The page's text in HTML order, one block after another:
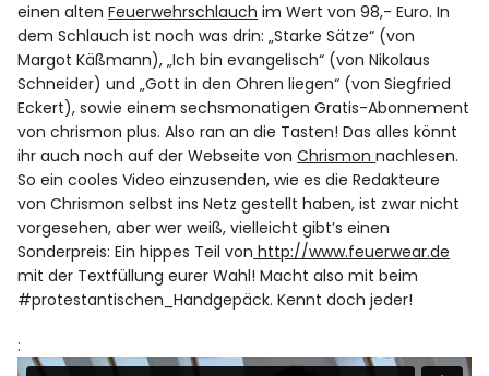
TwitterRSS InstagramFacebookpinterest
flickr500px
Spotify
einen altenFeuerwehrschlauch im Wert von 98,- Euro. In
dem Schlauch ist noch was drin: „Starke Sätze“ (von
Margot Käßmann), „Ich bin evangelisch“ (von Nikolaus
Schneider) und „Gott in den Ohren liegen“ (von Siegfried
Eckert), sowie einem sechsmonatigen Gratis-Abonnement
von chrismon plus. Also ran an die Tasten! Das alles könnt
ihr auch noch auf der Webseite vonChrismonnachlesen.
So ein cooles Video einzusenden, wie es die Redakteure
von Chrismon selbst ins Netz gestellt haben, ist zwar nicht
vorgesehen, aber wer weiß, vielleicht gibt’s einen
Sonderpreis: Ein hippes Teil von http://www.feuerwear.de
mit der Textfüllung eurer Wahl! Macht also mit beim
#protestantischen_Handgepäck. Kennt doch jeder!
: